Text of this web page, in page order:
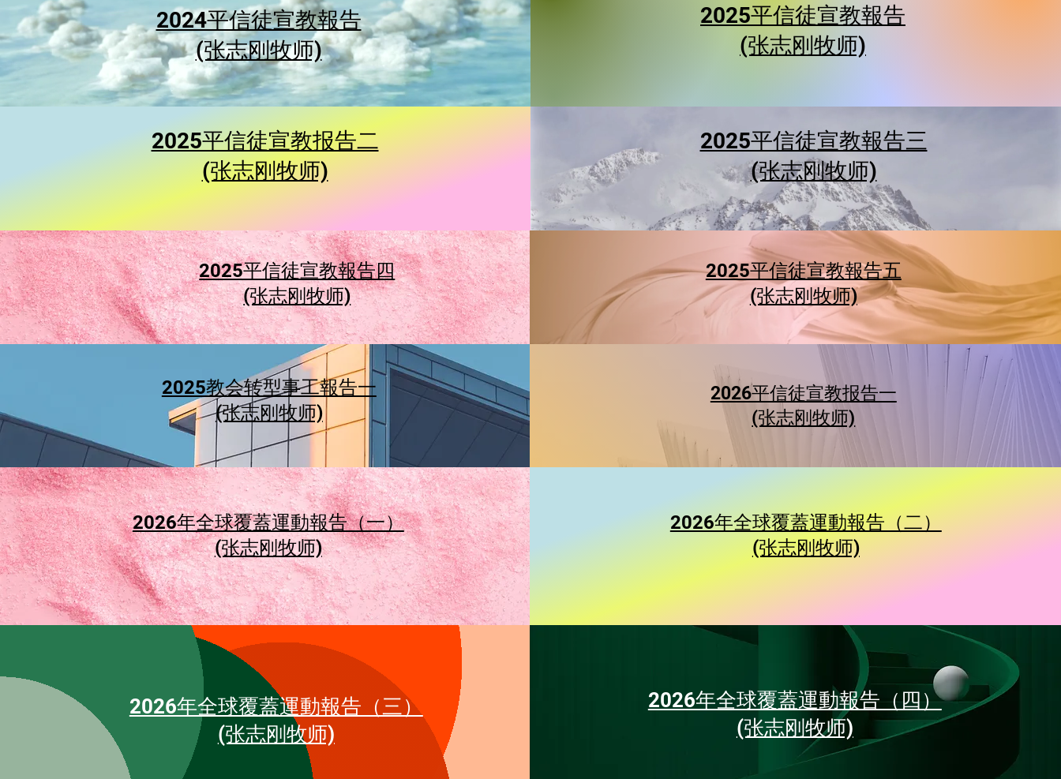
2024平信徒宣教報告
(张志刚牧师)
2025平信徒宣教報告
(张志刚牧师)
2025平信徒宣教报告二
(张志刚牧师)
2025平信徒宣教報告三
(张志刚牧师)
2025平信徒宣教報告四
(张志刚牧师)
2025平信徒宣教報告五
(张志刚牧师)
2025教会转型事工報告一
(张志刚牧师)
2026平信徒宣教报告一
​(张志刚牧师)
2026年全球覆蓋運動報告（一）
(张志刚牧师)
2026年全球覆蓋運動報告（二）
(张志刚牧师)
2026年全球覆蓋運動報告（三）
(张志刚牧师)
2026年全球覆蓋運動報告（四）
(张志刚牧师)